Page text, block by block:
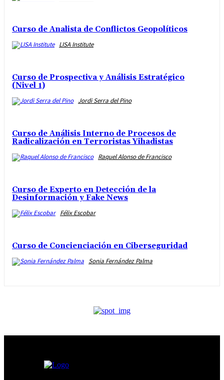
Curso de Analista de Conflictos Geopolíticos
LISA Institute
Curso de Prospectiva y Análisis Estratégico
(Nivel 1)
Jordi Serra del Pino
Curso de Análisis Interno de Procesos de
Radicalización en Terroristas Yihadistas
Raquel Alonso de Francisco
Curso de Experto en Detección de la
Desinformación y Fake News
Félix Escobar
Curso de Concienciación en Ciberseguridad
Sonia Fernández Palma